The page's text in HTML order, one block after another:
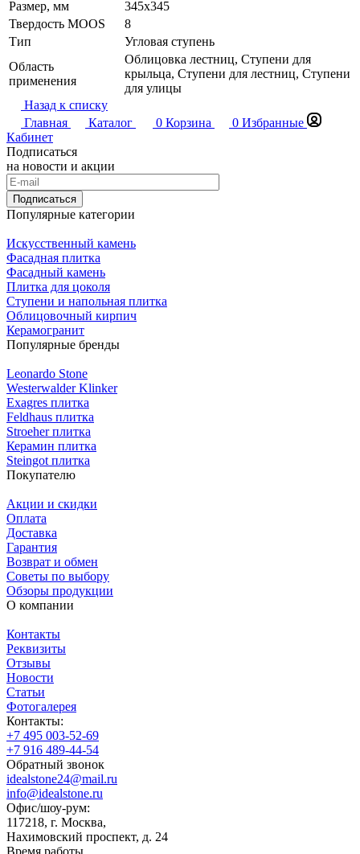
Размер, мм
345x345
Твердость MOOS
8
Тип
Угловая ступень
Область
применения
Облицовка лестниц, Ступени для
крыльца, Ступени для лестниц, Ступени
для улицы
Назад к списку
Главная
Каталог 0 Корзина 0 Избранные
Кабинет
Подписаться
на новости и акции
Подписаться
Популярные категории
Искусственный камень
Фасадная плитка
Фасадный камень
Плитка для цоколя
Ступени и напольная плитка
Облицовочный кирпич
Керамогранит
Популярные бренды
Leonardo Stone
Westerwalder Klinker
Exagres плитка
Feldhaus плитка
Stroeher плитка
Керамин плитка
Steingot плитка
Покупателю
Акции и скидки
Оплата
Доставка
Гарантия
Возврат и обмен
Советы по выбору
Обзоры продукции
О компании
Контакты
Реквизиты
Отзывы
Новости
Статьи
Фотогалерея
Контакты:
+7 495 003-52-69
+7 916 489-44-54
Обратный звонок
idealstone24@mail.ru
info@idealstone.ru
Офис/шоу-рум:
117218, г. Москва,
Нахимовский проспект, д. 24
Время работы